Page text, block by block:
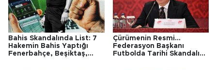
Bahis Skandalında List: 7
Hakemin Bahis Yaptığı
Fenerbahçe, Beşiktaş,
Çürümenin Resmi...
Federasyon Başkanı
Futbolda Tarihi Skandalı